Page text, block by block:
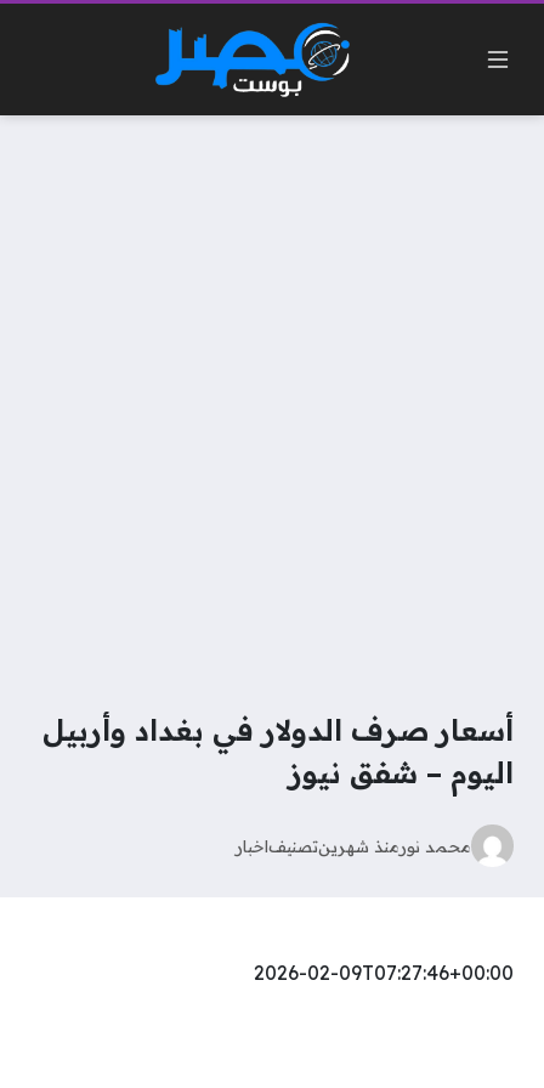
أسعار صرف الدولار في بغداد وأربيل
اليوم – شفق نيوز
محمد نورمنذ شهرينتصنيفاخبار
2026-02-09T07:27:46+00:00